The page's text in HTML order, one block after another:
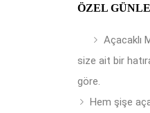
ÖZEL
Açacaklı
size ait bir
göre.
Hem şişe